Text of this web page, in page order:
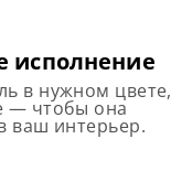
исполнение
в нужном цвете,
— чтобы она
ваш интерьер.